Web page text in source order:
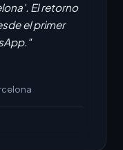
El retorno
el primer